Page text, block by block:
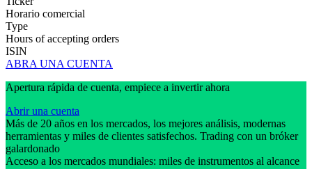
Horario comercial
Type
Hours of accepting orders
ISIN
ABRA UNA CUENTA
Apertura rápida de cuenta, empiece a invertir ahora
Abrir una cuenta
Más de 20 años en los mercados, los mejores análisis, modernas
herramientas y miles de clientes satisfechos. Trading con un bróker
galardonado
Acceso a los mercados mundiales: miles de instrumentos al alcance